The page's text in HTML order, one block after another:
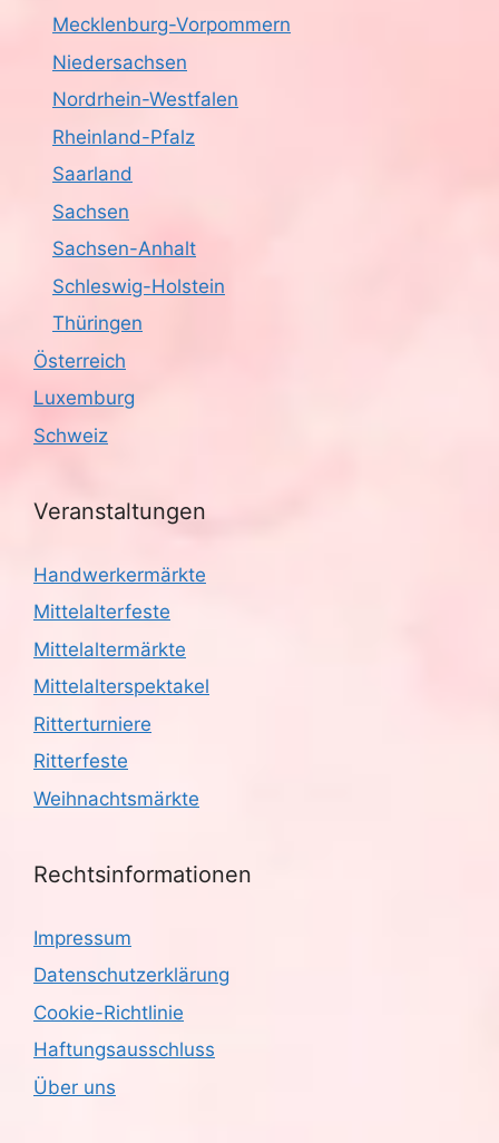
Mecklenburg-Vorpommern
Niedersachsen
Nordrhein-Westfalen
Rheinland-Pfalz
Saarland
Sachsen
Sachsen-Anhalt
Schleswig-Holstein
Thüringen
Österreich
Luxemburg
Schweiz
Veranstaltungen
Handwerkermärkte
Mittelalterfeste
Mittelaltermärkte
Mittelalterspektakel
Ritterturniere
Ritterfeste
Weihnachtsmärkte
Rechtsinformationen
Impressum
Datenschutzerklärung
Cookie-Richtlinie
Haftungsausschluss
Über uns